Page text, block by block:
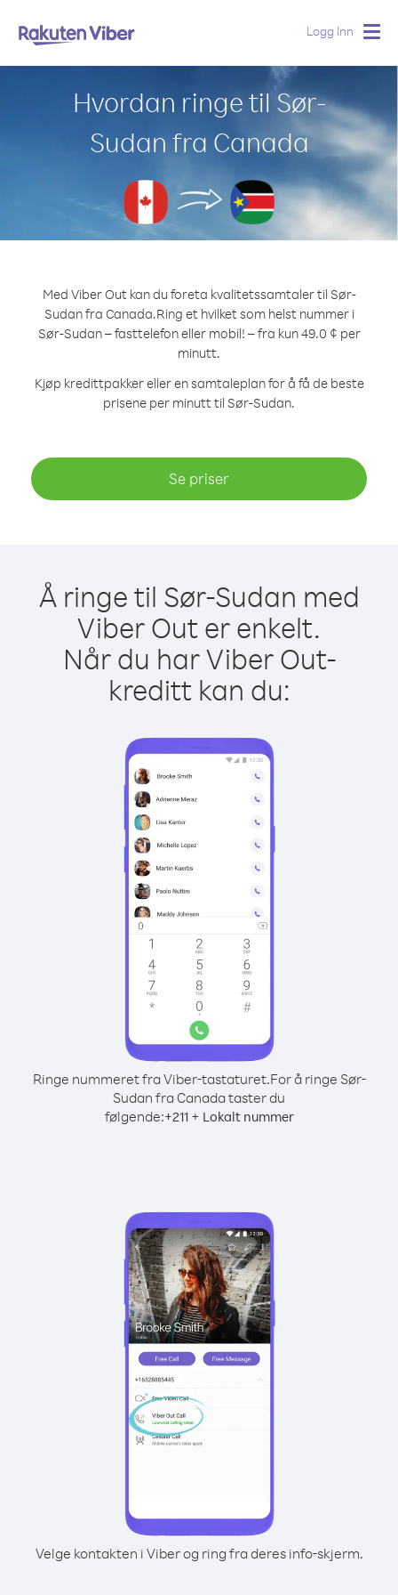
Logg Inn
Hvordan ringe til Sør-
Sudan fra Canada
Med Viber Out kan du foreta kvalitetssamtaler til Sør-
Sudan fra Canada.Ring et hvilket som helst nummer i
Sør-Sudan – fasttelefon eller mobil! – fra kun 49.0 ¢ per
minutt.
Kjøp kredittpakker eller en samtaleplan for å få de beste
prisene per minutt til Sør-Sudan.
Se priser
Å ringe til Sør-Sudan med
Viber Out er enkelt.
Når du har Viber Out-
kreditt kan du:
Ringe nummeret fra Viber-tastaturet.For å ringe Sør-
Sudan fra Canada taster du
følgende:+211+ Lokalt nummer
Velge kontakten i Viber og ring fra deres info-skjerm.